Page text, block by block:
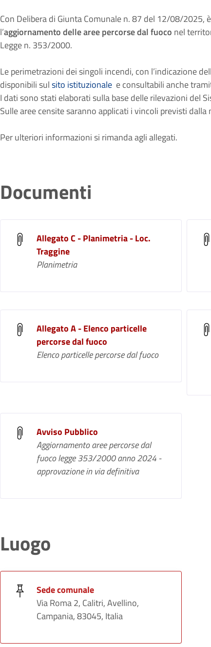
Con Delibera di Giunta Comunale n. 87 del 12/08/2025,
l’aggiornamento delle aree percorse dal fuoco nel
Legge n. 353/2000.
Le perimetrazioni dei singoli incendi, con l’indicazione
disponibili sulsito istituzionale e consultabili anche
I dati sono stati elaborati sulla base delle rilevazioni del
Sulle aree censite saranno applicati i vincoli previsti
Per ulteriori informazioni si rimanda agli allegati.
Documenti
Allegato C - Planimetria - Loc.
Traggine
Planimetria
Allegato A - Elenco particelle
percorse dal fuoco
Elenco particelle percorse dal fuoco
Avviso Pubblico
Aggiornamento aree percorse dal
fuoco legge 353/2000 anno 2024 -
approvazione in via definitiva
Luogo
Sede comunale
Via Roma 2, Calitri, Avellino,
Campania, 83045, Italia